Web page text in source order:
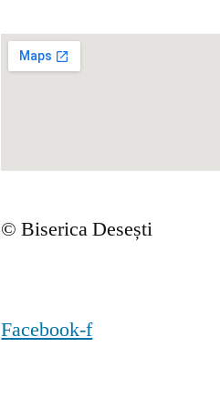
© Biserica Desești
Facebook-f